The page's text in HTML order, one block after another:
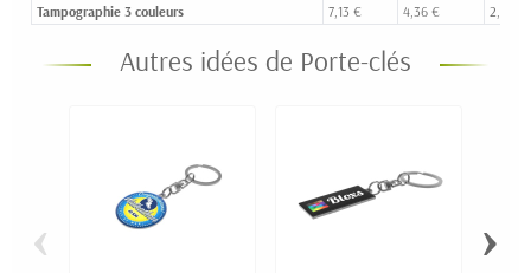
Tampographie 3 couleurs
7,13 € 4,36 € 2,60 €
Autres idées de Porte-clés
‹ ›